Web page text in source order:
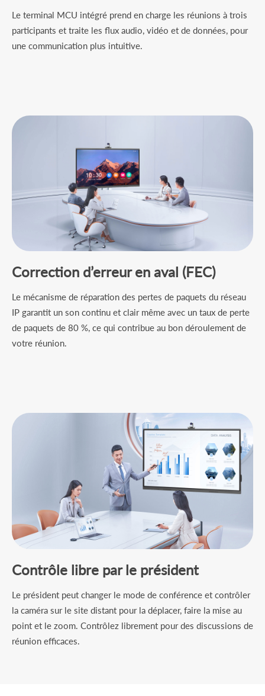
Le terminal MCU intégré prend en charge les réunions à trois
participants et traite les flux audio, vidéo et de données, pour
une communication plus intuitive.
Correction d’erreur en aval (FEC)
Le mécanisme de réparation des pertes de paquets du réseau
IP garantit un son continu et clair même avec un taux de perte
de paquets de 80 %, ce qui contribue au bon déroulement de
votre réunion.
Contrôle libre par le président
Le président peut changer le mode de conférence et contrôler
la caméra sur le site distant pour la déplacer, faire la mise au
point et le zoom. Contrôlez librement pour des discussions de
réunion efficaces.